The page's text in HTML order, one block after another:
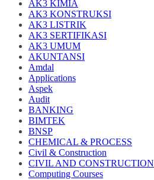
AK3 KIMIA
AK3 KONSTRUKSI
AK3 LISTRIK
AK3 SERTIFIKASI
AK3 UMUM
AKUNTANSI
Amdal
Applications
Aspek
Audit
BANKING
BIMTEK
BNSP
CHEMICAL & PROCESS
Civil & Construction
CIVIL AND CONSTRUCTION
Computing Courses